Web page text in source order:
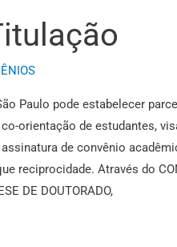
Paulo pode estabelecer
orientação de estudantes,
de convênio
reciprocidade. Através do
DE DOUTORADO,